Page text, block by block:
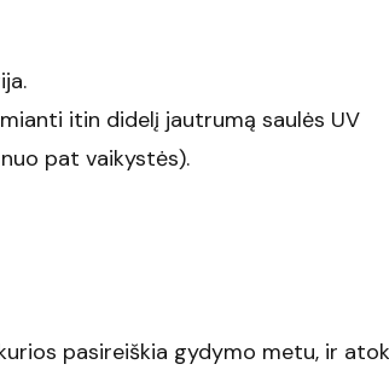
itin didelį jautrumą saulės UV
pat vaikystės).
pasireiškia gydymo metu, ir